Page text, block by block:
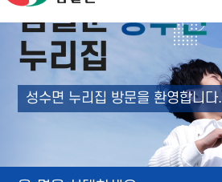
임실군
누리집
성수면 누리집 방문을 환영합니다.